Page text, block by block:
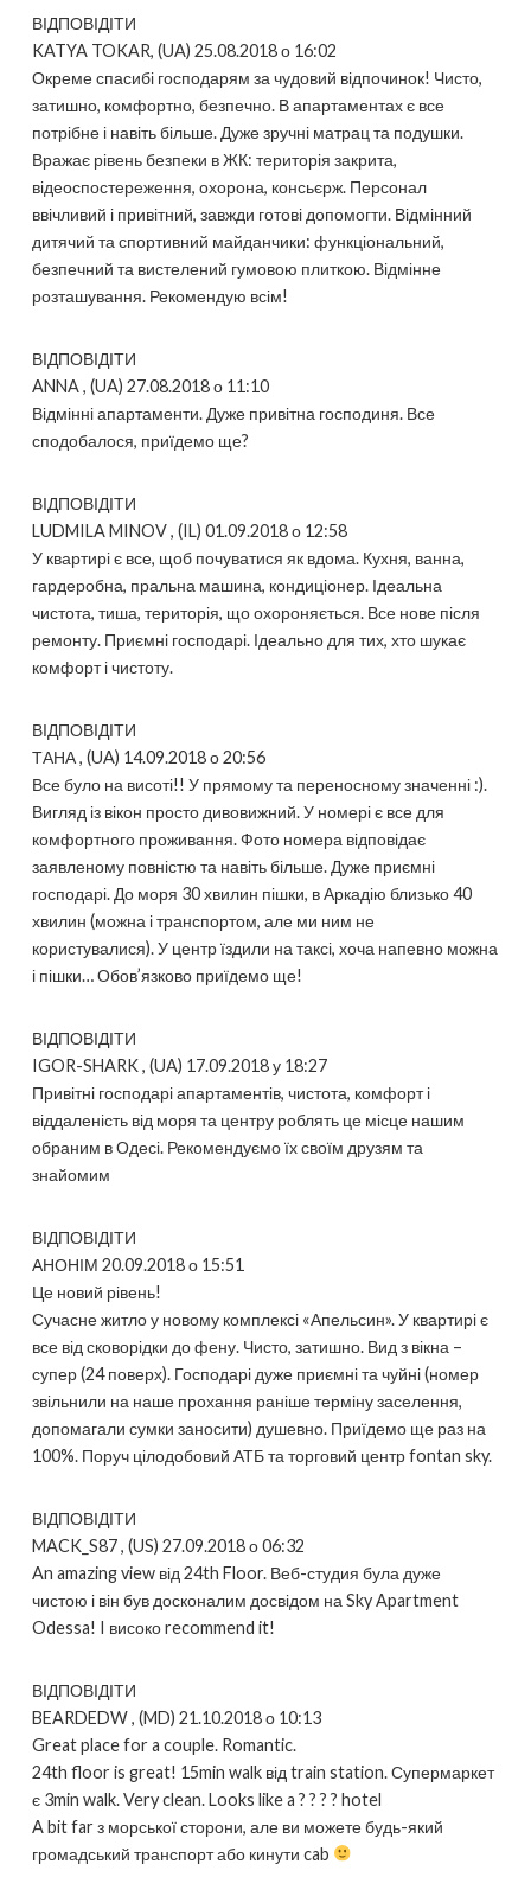
ВІДПОВІДІТИ
KATYA TOKAR, (UA) 25.08.2018 о 16:02
Окреме спасибі господарям за чудовий відпочинок! Чисто,
затишно, комфортно, безпечно. В апартаментах є все
потрібне і навіть більше. Дуже зручні матрац та подушки.
Вражає рівень безпеки в ЖК: територія закрита,
відеоспостереження, охорона, консьєрж. Персонал
ввічливий і привітний, завжди готові допомогти. Відмінний
дитячий та спортивний майданчики: функціональний,
безпечний та вистелений гумовою плиткою. Відмінне
розташування. Рекомендую всім!
ВІДПОВІДІТИ
ANNA , (UA) 27.08.2018 о 11:10
Відмінні апартаменти. Дуже привітна господиня. Все
сподобалося, приїдемо ще?
ВІДПОВІДІТИ
LUDMILA MINOV , (IL) 01.09.2018 о 12:58
У квартирі є все, щоб почуватися як вдома. Кухня, ванна,
гардеробна, пральна машина, кондиціонер. Ідеальна
чистота, тиша, територія, що охороняється. Все нове після
ремонту. Приємні господарі. Ідеально для тих, хто шукає
комфорт і чистоту.
ВІДПОВІДІТИ
ТАНА , (UA) 14.09.2018 о 20:56
Все було на висоті!! У прямому та переносному значенні :).
Вигляд із вікон просто дивовижний. У номері є все для
комфортного проживання. Фото номера відповідає
заявленому повністю та навіть більше. Дуже приємні
господарі. До моря 30 хвилин пішки, в Аркадію близько 40
хвилин (можна і транспортом, але ми ним не
користувалися). У центр їздили на таксі, хоча напевно можна
і пішки… Обов’язково приїдемо ще!
ВІДПОВІДІТИ
IGOR-SHARK , (UA) 17.09.2018 у 18:27
Привітні господарі апартаментів, чистота, комфорт і
віддаленість від моря та центру роблять це місце нашим
обраним в Одесі. Рекомендуємо їх своїм друзям та
знайомим
ВІДПОВІДІТИ
АНОНІМ 20.09.2018 о 15:51
Це новий рівень!
Сучасне житло у новому комплексі «Апельсин». У квартирі є
все від сковорідки до фену. Чисто, затишно. Вид з вікна –
супер (24 поверх). Господарі дуже приємні та чуйні (номер
звільнили на наше прохання раніше терміну заселення,
допомагали сумки заносити) душевно. Приїдемо ще раз на
100%. Поруч цілодобовий АТБ та торговий центр fontan sky.
ВІДПОВІДІТИ
MACK_S87 , (US) 27.09.2018 о 06:32
An amazing view від 24th Floor. Веб-студия була дуже
чистою і він був досконалим досвідом на Sky Apartment
Odessa! I високо recommend it!
ВІДПОВІДІТИ
BEARDEDW , (MD) 21.10.2018 о 10:13
Great place for a couple. Romantic.
24th floor is great! 15min walk від train station. Супермаркет
є 3min walk. Very clean. Looks like a ? ? ? ? hotel
A bit far з морської сторони, але ви можете будь-який
громадський транспорт або кинути cab